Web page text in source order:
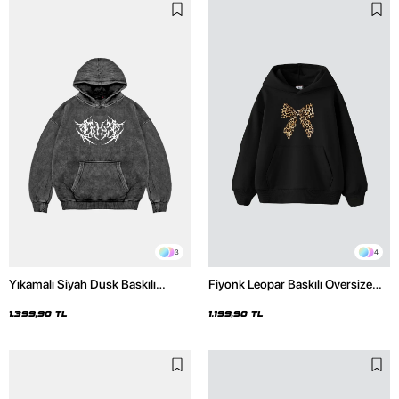
3
Yıkamalı Siyah Dusk Baskılı
1.399,90 TL
4
Fiyonk Leopar Baskılı Oversize
1.199,90 TL